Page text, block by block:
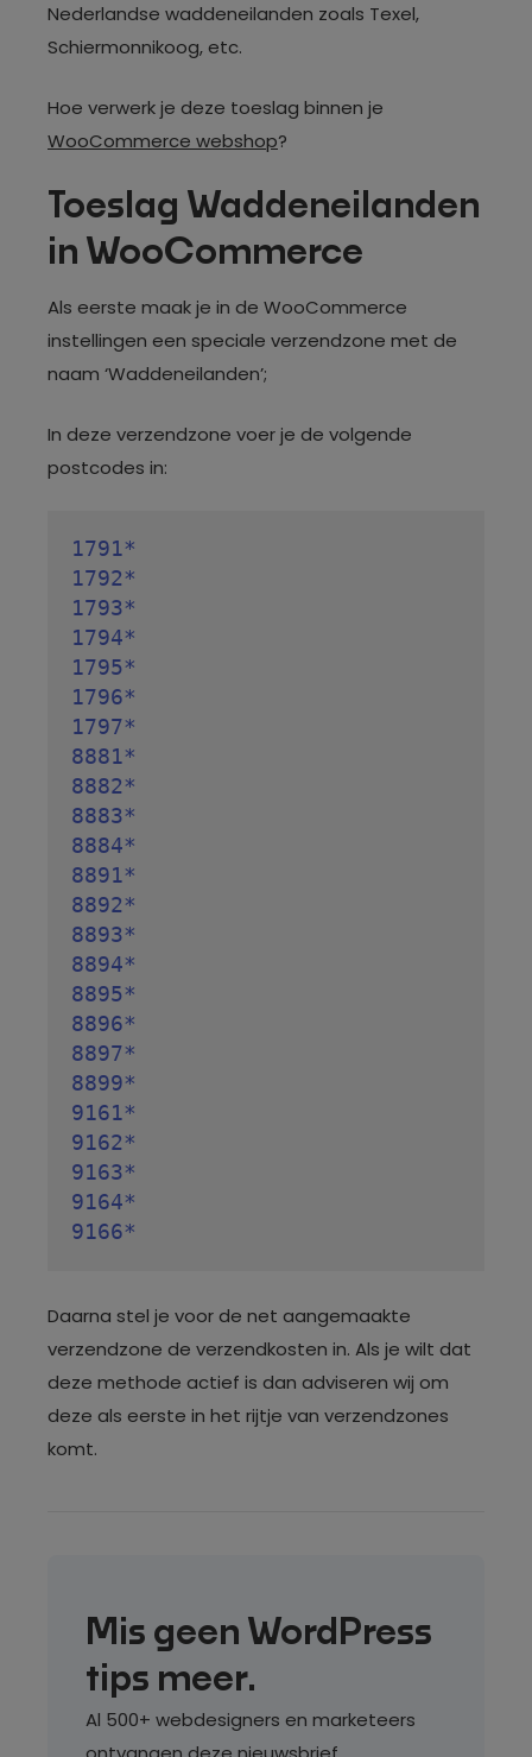
Nederlandse waddeneilanden zoals Texel,
Schiermonnikoog, etc.
Hoe verwerk je deze toeslag binnen je
WooCommerce webshop?
Toeslag Waddeneilanden
in WooCommerce
Als eerste maak je in de WooCommerce
instellingen een speciale verzendzone met de
naam ‘Waddeneilanden’;
In deze verzendzone voer je de volgende
postcodes in:
1791*
1792*
1793*
1794*
1795*
1796*
1797*
8881*
8882*
8883*
8884*
8891*
8892*
8893*
8894*
8895*
8896*
8897*
8899*
9161*
9162*
9163*
9164*
9166*
Daarna stel je voor de net aangemaakte
verzendzone de verzendkosten in. Als je wilt dat
deze methode actief is dan adviseren wij om
deze als eerste in het rijtje van verzendzones
komt.
Mis geen WordPress
tips meer.
Al 500+ webdesigners en marketeers